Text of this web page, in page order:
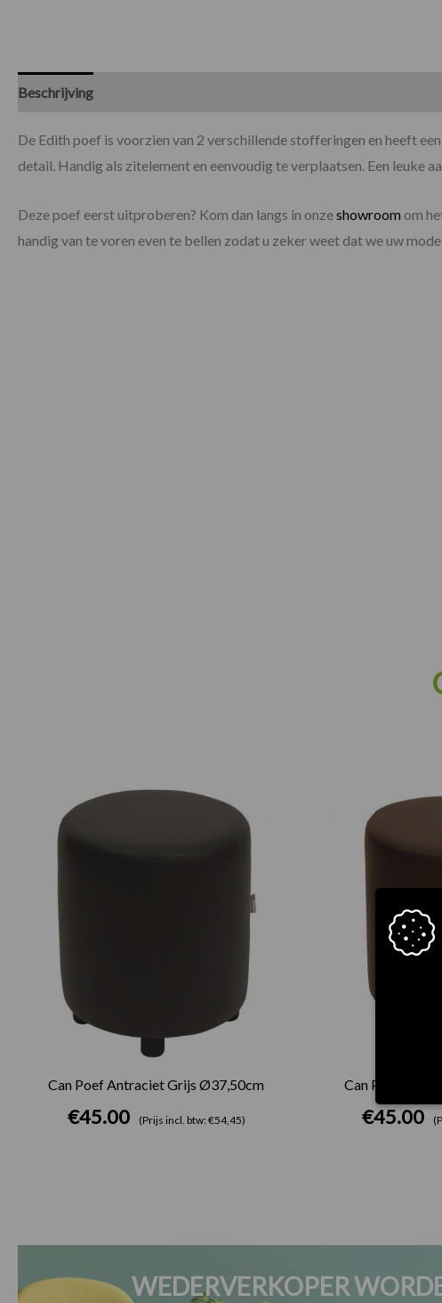
Beschrijving
De Edith poef is voorzien van 2 verschillende stofferingen en heeft
detail. Handig als zitelement en eenvoudig te verplaatsen. Een leuke
Deze poef eerst uitproberen? Kom dan langs in onzeshowroom om
handig van te voren even te bellen zodat u zeker weet dat we uw
Can Poef Antraciet Grijs Ø37,50cm
€45.00 (Prijs incl. btw: €54,45)
Can Poef
€45.00
WEDERVERKOPER